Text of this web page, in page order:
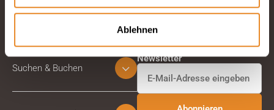
Ablehnen
Suchen & Buchen
Abonnieren Sie unseren
Newsletter